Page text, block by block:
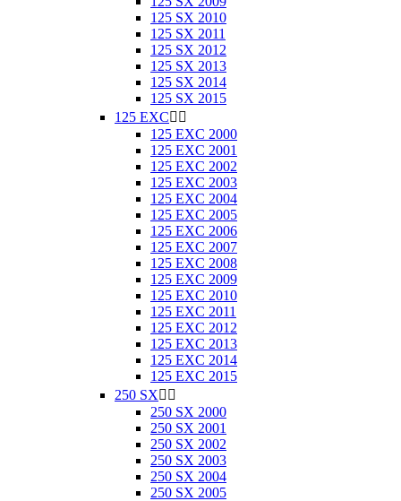
125 SX 2010
125 SX 2011
125 SX 2012
125 SX 2013
125 SX 2014
125 SX 2015
125 EXC 
125 EXC 2000
125 EXC 2001
125 EXC 2002
125 EXC 2003
125 EXC 2004
125 EXC 2005
125 EXC 2006
125 EXC 2007
125 EXC 2008
125 EXC 2009
125 EXC 2010
125 EXC 2011
125 EXC 2012
125 EXC 2013
125 EXC 2014
125 EXC 2015
250 SX 
250 SX 2000
250 SX 2001
250 SX 2002
250 SX 2003
250 SX 2004
250 SX 2005